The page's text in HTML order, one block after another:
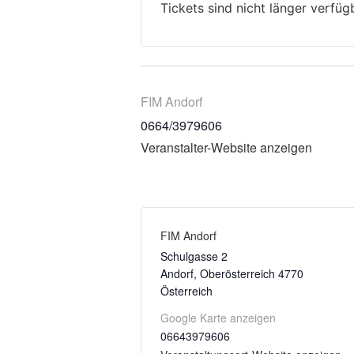
Tickets sind nicht länger
FIM Andorf
0664/3979606
Veranstalter-Website anzeigen
FIM Andorf
Schulgasse 2
Andorf, Oberösterreich 4770
Österreich
Google Karte anzeigen
06643979606